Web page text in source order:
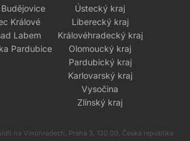
Králové
Labem
Pardubice
Ústecký kraj
Liberecký kraj
Královéhradecký kraj
Olomoucký kraj
Pardubický kraj
Karlovarský kraj
Vysočina
Zlínský kraj
na Vinohradech, Praha 3, 130 00, Česká republika